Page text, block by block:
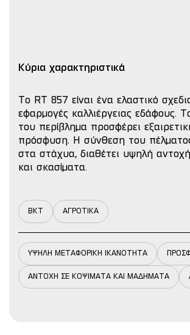
Κύρια χαρακτηριστικά
Το RT 857 είναι ένα ελαστικό
εφαρμογές καλλιέργειας εδάφους.
του περίβλημα προσφέρει
πρόσφυση. Η σύνθεση του
στα στάχυα, διαθέτει υψηλή
και σκασίματα.
BKT ΑΓΡΟΤΙΚΑ
ΥΨΗΛΗ ΜΕΤΑΦΟΡΙΚΗ ΙΚΑΝΟΤΗΤΑ
ΑΝΤΟΧΗ ΣΕ ΚΟΨΙΜΑΤΑ ΚΑΙ ΜΑΔΗΜΑΤΑ